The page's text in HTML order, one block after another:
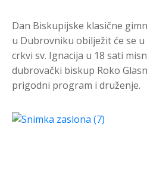
Dan Biskupijske klasične
u Dubrovniku obilježit će se u
crkvi sv. Ignacija u 18 sati
dubrovački biskup Roko
prigodni program i druženje.